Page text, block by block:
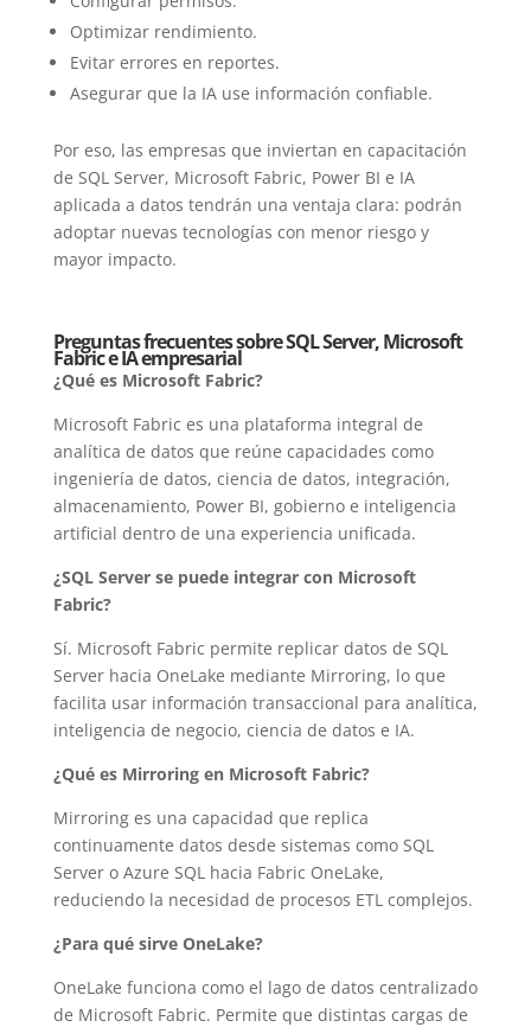
Optimizar rendimiento.
Evitar errores en reportes.
Asegurar que la IA use información confiable.
Por eso, las empresas que inviertan en capacitación
de SQL Server, Microsoft Fabric, Power BI e IA
aplicada a datos tendrán una ventaja clara: podrán
adoptar nuevas tecnologías con menor riesgo y
mayor impacto.
Preguntas frecuentes sobre SQL Server, Microsoft
Fabric e IA empresarial
¿Qué es Microsoft Fabric?
Microsoft Fabric es una plataforma integral de
analítica de datos que reúne capacidades como
ingeniería de datos, ciencia de datos, integración,
almacenamiento, Power BI, gobierno e inteligencia
artificial dentro de una experiencia unificada.
¿SQL Server se puede integrar con Microsoft
Fabric?
Sí. Microsoft Fabric permite replicar datos de SQL
Server hacia OneLake mediante Mirroring, lo que
facilita usar información transaccional para analítica,
inteligencia de negocio, ciencia de datos e IA.
¿Qué es Mirroring en Microsoft Fabric?
Mirroring es una capacidad que replica
continuamente datos desde sistemas como SQL
Server o Azure SQL hacia Fabric OneLake,
reduciendo la necesidad de procesos ETL complejos.
¿Para qué sirve OneLake?
OneLake funciona como el lago de datos centralizado
de Microsoft Fabric. Permite que distintas cargas de